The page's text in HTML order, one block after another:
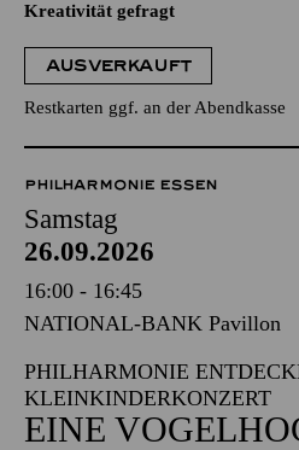
Kreativität gefragt
AUSVERKAUFT
Restkarten ggf. an der Abendkasse
PHILHARMONIE ESSEN
Samstag
26.09.2026
16:00 - 16:45
NATIONAL-BANK Pavillon
PHILHARMONIE
KLEINKINDERKONZERT
EINE